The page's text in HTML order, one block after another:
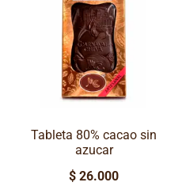
Tableta 80% cacao sin
azucar
$ 26.000